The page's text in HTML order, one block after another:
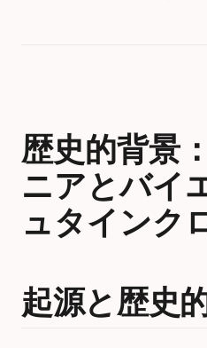
歴史的背景
ニアとバイ
ュタインク
起源と歴史